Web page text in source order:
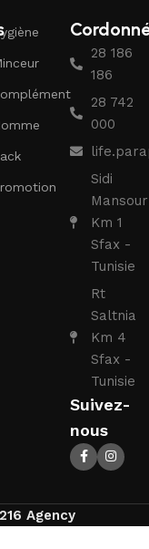
28 186
186
28 742
000
Sidi
Mansour
Km 1
Sfax -
Tunisie
Rt
Saltnia
Km 4
Sfax -
Tunisie
Suivez-
nous
216 Agency